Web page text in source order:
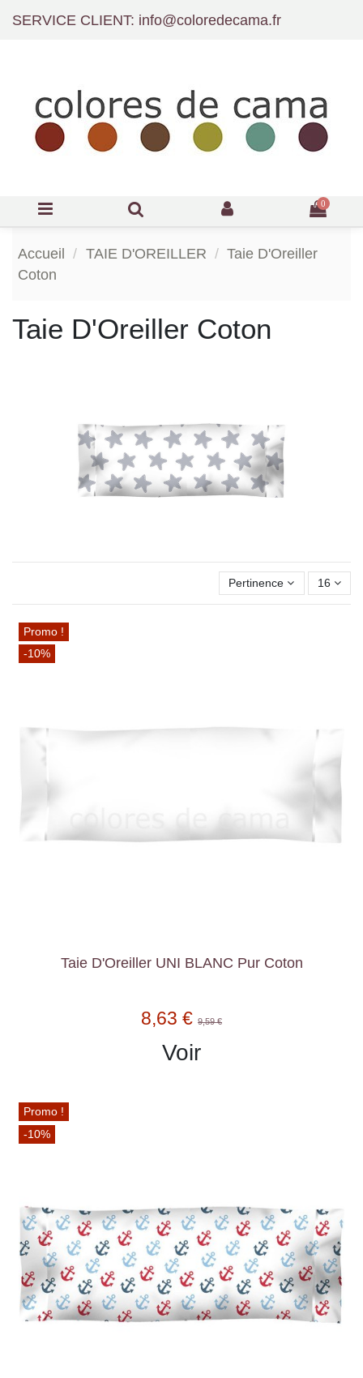
SERVICE CLIENT: info@coloredecama.fr
0
Accueil TAIE D'OREILLER
Taie D'Oreiller
Coton
Taie D'Oreiller Coton
Pertinence 16
Promo !
-10%
Taie D'Oreiller UNI BLANC Pur Coton
8,63 € 9,59 €
Voir
Promo !
-10%